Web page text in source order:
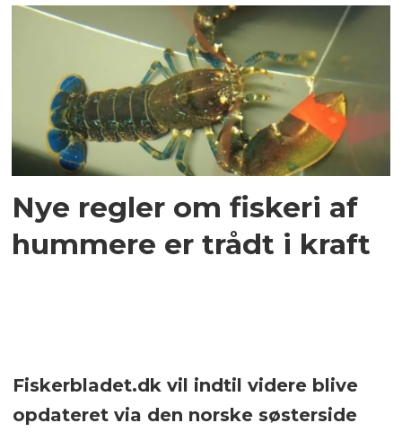
Nye regler om fiskeri af
hummere er trådt i kraft
Fiskerbladet.dk vil indtil videre blive
opdateret via den norske søsterside